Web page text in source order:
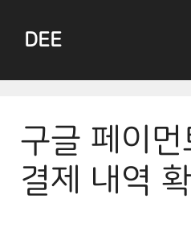
DEE
구글 페이
결제 내역